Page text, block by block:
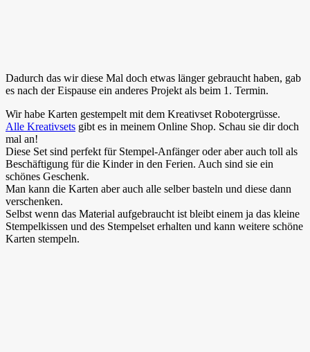
Dadurch das wir diese Mal doch etwas länger gebraucht haben, gab
es nach der Eispause ein anderes Projekt als beim 1. Termin.
Wir habe Karten gestempelt mit dem Kreativset Robotergrüsse.
Alle Kreativsets gibt es in meinem Online Shop. Schau sie dir doch
mal an!
Diese Set sind perfekt für Stempel-Anfänger oder aber auch toll als
Beschäftigung für die Kinder in den Ferien. Auch sind sie ein
schönes Geschenk.
Man kann die Karten aber auch alle selber basteln und diese dann
verschenken.
Selbst wenn das Material aufgebraucht ist bleibt einem ja das kleine
Stempelkissen und des Stempelset erhalten und kann weitere schöne
Karten stempeln.